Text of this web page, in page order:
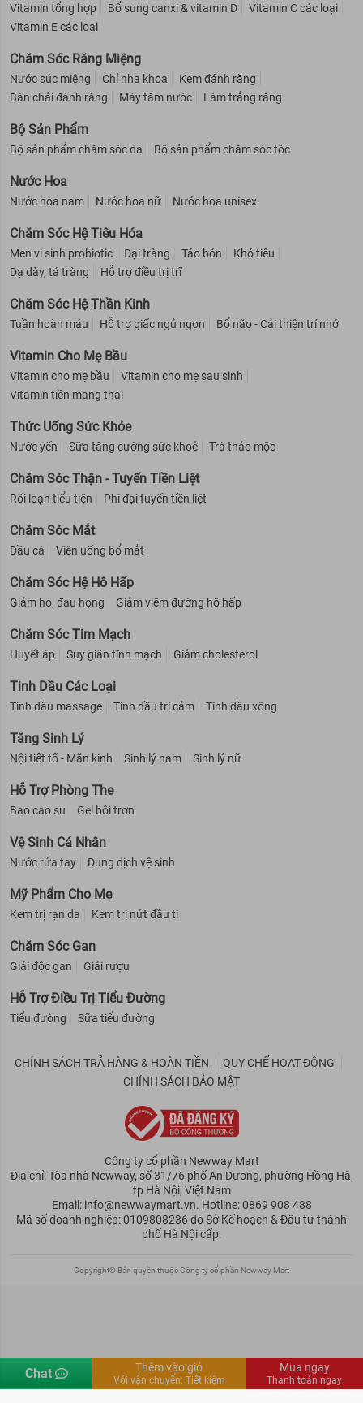
Chat Thêm vào giỏ
Với vận chuyển: Tiết kiệm
Mua ngay
Thanh toán ngay
Kênh người bán CTV Tiếng Việt
Vitamin tổng hợp Bổ sung canxi & vitamin D
Vitamin C các loại
Vitamin E các loại
Chăm Sóc Răng Miệng
Nước súc miệng Chỉ nha khoa
Kem đánh răng
Bàn chải đánh răng
Máy tăm nước Làm trắng răng
Bộ Sản Phẩm
Bộ sản phẩm chăm sóc da Bộ sản phẩm chăm sóc tóc
Nước Hoa
Nước hoa nam Nước hoa nữ Nước hoa unisex
Chăm Sóc Hệ Tiêu Hóa
Men vi sinh probiotic Đại tràng Táo bón
Khó tiêu
Dạ dày, tá tràng
Hỗ trợ điều trị trĩ
Chăm Sóc Hệ Thần Kinh
Tuần hoàn máu Hỗ trợ giấc ngủ ngon Bổ não - Cải thiện trí nhớ
Vitamin Cho Mẹ Bầu
Vitamin cho mẹ bầu
Vitamin cho mẹ sau sinh
Vitamin tiền mang thai
Thức Uống Sức Khỏe
Nước yến Sữa tăng cường sức khoẻ Trà thảo mộc
Chăm Sóc Thận - Tuyến Tiền Liệt
Rối loạn tiểu tiện Phì đại tuyến tiền liệt
Chăm Sóc Mắt
Dầu cá Viên uống bổ mắt
Chăm Sóc Hệ Hô Hấp
Giảm ho, đau họng Giảm viêm đường hô hấp
Chăm Sóc Tim Mạch
Huyết áp Suy giãn tĩnh mạch Giảm cholesterol
Tinh Dầu Các Loại
Tinh dầu massage Tinh dầu trị cảm Tinh dầu xông
Tăng Sinh Lý
Nội tiết tố - Mãn kinh Sinh lý nam Sinh lý nữ
Hỗ Trợ Phòng The
Bao cao su Gel bôi trơn
Vệ Sinh Cá Nhân
Nước rửa tay Dung dịch vệ sinh
Mỹ Phẩm Cho Mẹ
Kem trị rạn da Kem trị nứt đầu ti
Chăm Sóc Gan
Giải độc gan Giải rượu
Hỗ Trợ Điều Trị Tiểu Đường
Tiểu đường Sữa tiểu đường
CHÍNH SÁCH TRẢ HÀNG & HOÀN TIỀN
QUY CHẾ HOẠT ĐỘNG
CHÍNH SÁCH BẢO MẬT
Công ty cổ phần Newway Mart
Địa chỉ: Tòa nhà Newway, số 31/76 phố An Dương, phường Hồng Hà,
tp Hà Nội, Việt Nam
Email: info@newwaymart.vn. Hotline: 0869 908 488
Mã số doanh nghiệp: 0109808236 do Sở Kế hoạch & Đầu tư thành
phố Hà Nội cấp.
Copyright© Bản quyền thuộc Công ty cổ phần Newway Mart